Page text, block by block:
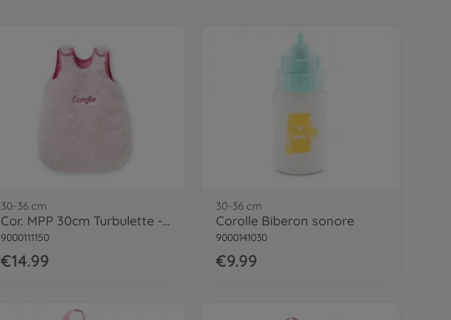
30-36 cm
Cor. MPP 30cm Turbulette - Peluche
9000111150
€14.99
30-36 cm
Corolle Biberon sonore
9000141030
€9.99